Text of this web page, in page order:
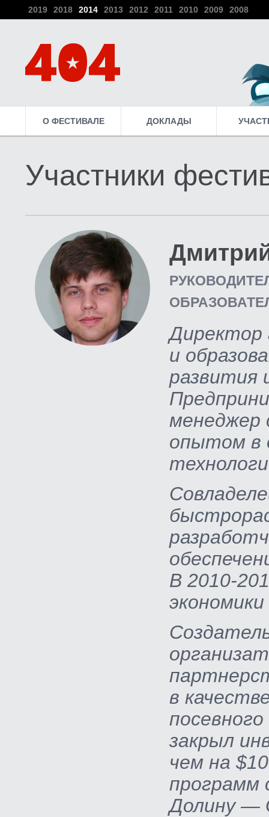
2019 2018 2014 2013 2012 2011 2010 2009 2008
О ФЕСТИВАЛЕ ДОКЛАДЫ
Участники
Директор
и
развития
менеджер
опытом в
В 2010-
в
закрыл
чем на
программ
Долину —